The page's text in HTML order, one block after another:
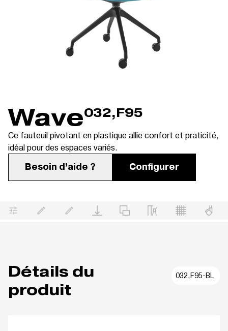
Wave032,F95
Ce fauteuil pivotant en plastique allie confort et praticité,
idéal pour des espaces variés.
Besoin d’aide ? Configurer
Détails du
produit
032,F95-BL